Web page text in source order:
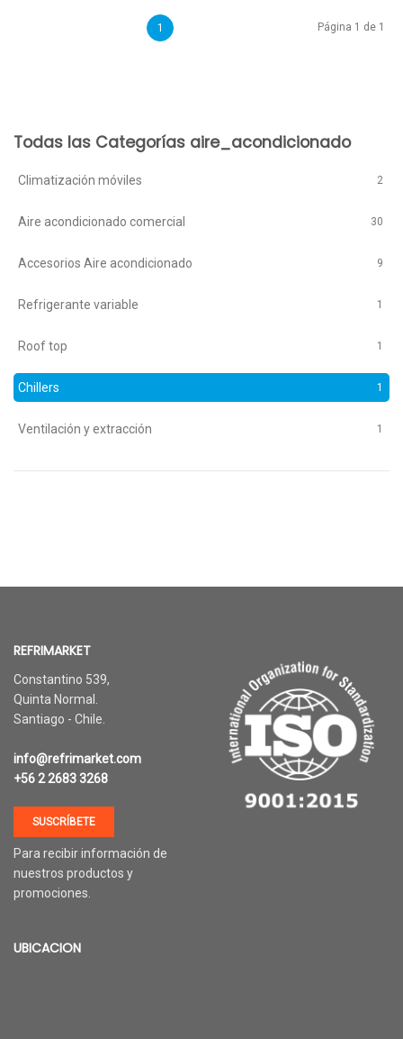
1 Página 1 de 1
Todas las Categorías aire_acondicionado
Climatización móviles 2
Aire acondicionado comercial 30
Accesorios Aire acondicionado 9
Refrigerante variable 1
Roof top 1
Chillers 1
Ventilación y extracción 1
REFRIMARKET
Constantino 539,
Quinta Normal.
Santiago - Chile.
info@refrimarket.com
+56 2 2683 3268
SUSCRÍBETE
Para recibir información de
nuestros productos y
promociones.
UBICACION